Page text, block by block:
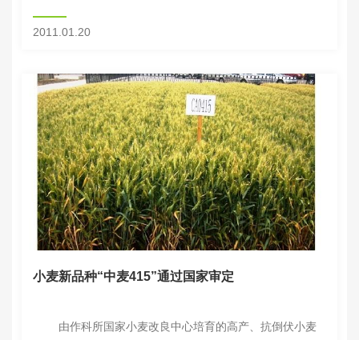
法的创建与应用”荣获2010年国家科学技术进步一等奖。
刘秉华带领研究...
2011.01.20
小麦新品种“中麦415”通过国家审定
由作科所国家小麦改良中心培育的高产、抗倒伏小麦